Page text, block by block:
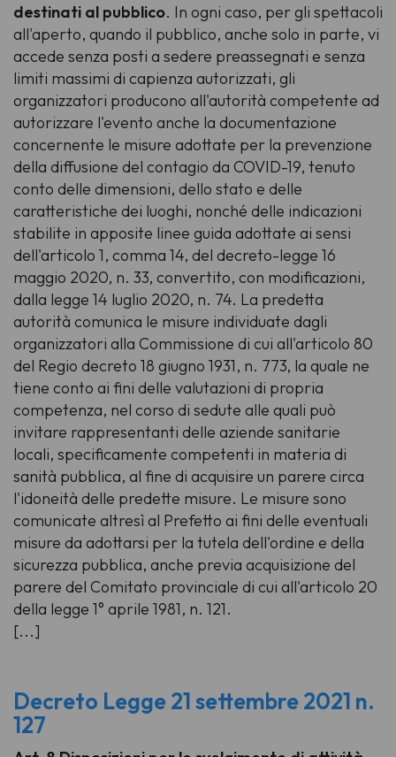
destinati al pubblico. In ogni caso, per gli spettacoli
all'aperto, quando il pubblico, anche solo in parte, vi
accede senza posti a sedere preassegnati e senza
limiti massimi di capienza autorizzati, gli
organizzatori producono all'autorità competente ad
autorizzare l'evento anche la documentazione
concernente le misure adottate per la prevenzione
della diffusione del contagio da COVID-19, tenuto
conto delle dimensioni, dello stato e delle
caratteristiche dei luoghi, nonché delle indicazioni
stabilite in apposite linee guida adottate ai sensi
dell'articolo 1, comma 14, del decreto-legge 16
maggio 2020, n. 33, convertito, con modificazioni,
dalla legge 14 luglio 2020, n. 74. La predetta
autorità comunica le misure individuate dagli
organizzatori alla Commissione di cui all'articolo 80
del Regio decreto 18 giugno 1931, n. 773, la quale ne
tiene conto ai fini delle valutazioni di propria
competenza, nel corso di sedute alle quali può
invitare rappresentanti delle aziende sanitarie
locali, specificamente competenti in materia di
sanità pubblica, al fine di acquisire un parere circa
l'idoneità delle predette misure. Le misure sono
comunicate altresì al Prefetto ai fini delle eventuali
misure da adottarsi per la tutela dell'ordine e della
sicurezza pubblica, anche previa acquisizione del
parere del Comitato provinciale di cui all'articolo 20
della legge 1° aprile 1981, n. 121.
[...]
Decreto Legge 21 settembre 2021 n.
127